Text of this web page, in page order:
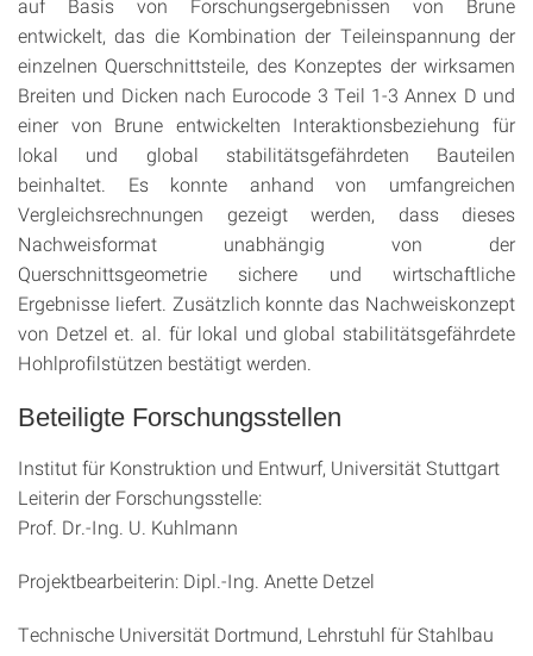
auf Basis von Forschungsergebnissen von Brune
entwickelt, das die Kombination der Teileinspannung der
einzelnen Querschnittsteile, des Konzeptes der wirksamen
Breiten und Dicken nach Eurocode 3 Teil 1-3 Annex D und
einer von Brune entwickelten Interaktionsbeziehung für
lokal und global stabilitätsgefährdeten Bauteilen
beinhaltet. Es konnte anhand von umfangreichen
Vergleichsrechnungen gezeigt werden, dass dieses
Nachweisformat unabhängig von der
Querschnittsgeometrie sichere und wirtschaftliche
Ergebnisse liefert. Zusätzlich konnte das Nachweiskonzept
von Detzel et. al. für lokal und global stabilitätsgefährdete
Hohlprofilstützen bestätigt werden.
Beteiligte Forschungsstellen
Institut für Konstruktion und Entwurf, Universität Stuttgart
Leiterin der Forschungsstelle:
Prof. Dr.-Ing. U. Kuhlmann
Projektbearbeiterin: Dipl.-Ing. Anette Detzel
Technische Universität Dortmund, Lehrstuhl für Stahlbau